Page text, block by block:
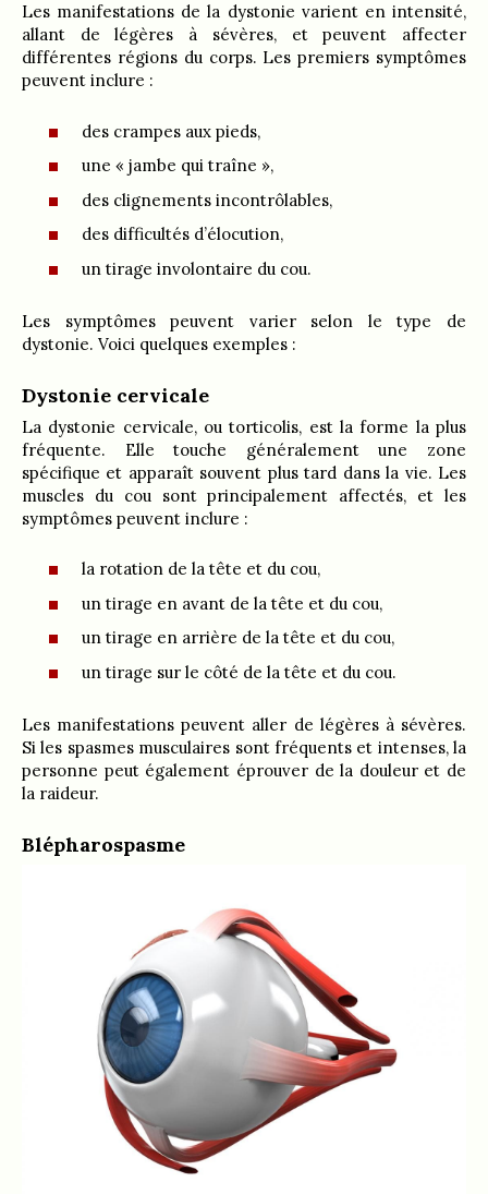
Les manifestations de la dystonie varient en intensité,
allant de légères à sévères, et peuvent affecter
différentes régions du corps. Les premiers symptômes
peuvent inclure :
des crampes aux pieds,
une « jambe qui traîne »,
des clignements incontrôlables,
des difficultés d’élocution,
un tirage involontaire du cou.
Les symptômes peuvent varier selon le type de
dystonie. Voici quelques exemples :
Dystonie cervicale
La dystonie cervicale, ou torticolis, est la forme la plus
fréquente. Elle touche généralement une zone
spécifique et apparaît souvent plus tard dans la vie. Les
muscles du cou sont principalement affectés, et les
symptômes peuvent inclure :
la rotation de la tête et du cou,
un tirage en avant de la tête et du cou,
un tirage en arrière de la tête et du cou,
un tirage sur le côté de la tête et du cou.
Les manifestations peuvent aller de légères à sévères.
Si les spasmes musculaires sont fréquents et intenses, la
personne peut également éprouver de la douleur et de
la raideur.
Blépharospasme